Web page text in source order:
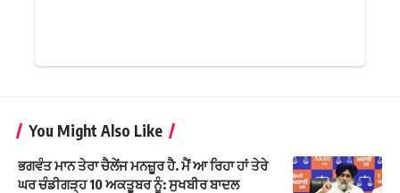
You Might Also Like
ਭਗਵੰਤ ਮਾਨ ਤੇਰਾ ਚੈਲੇਂਜ ਮਨਜ਼ੂਰ ਹੈ. ਮੈਂ ਆ ਰਿਹਾ ਹਾਂ ਤੇਰੇ
ਘਰ ਚੰਡੀਗੜ੍ਹ 10 ਅਕਤੂਬਰ ਨੂੰ: ਸੁਖਬੀਰ ਬਾਦਲ